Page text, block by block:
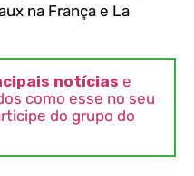
na França e La
notícias e
como esse no seu
do grupo do